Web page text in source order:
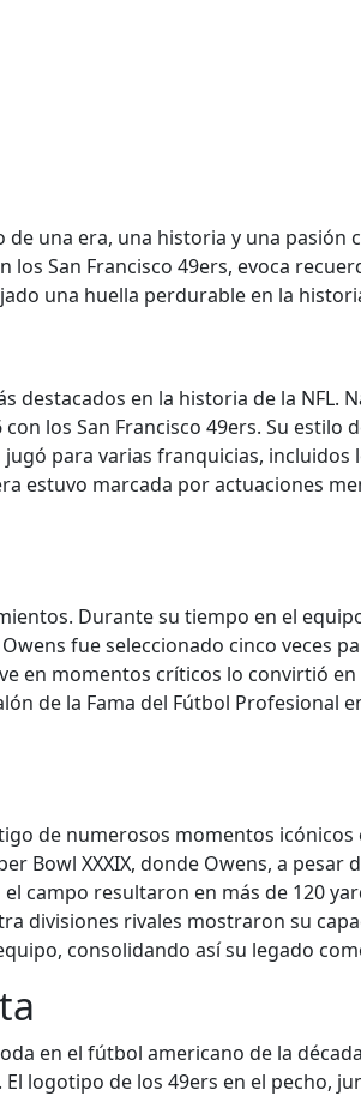
una era, una historia y una
San Francisco 49ers, evoca
una huella perdurable en la
en la historia de la NFL.
los San Francisco 49ers. Su estilo
para varias franquicias, incluidos
estuvo marcada por actuaciones
Durante su tiempo en el
fue seleccionado cinco veces
en momentos críticos lo convirtió
de la Fama del Fútbol Profesional
de numerosos momentos
Bowl XXXIX, donde Owens, a pesar
campo resultaron en más de 120
divisiones rivales mostraron su
consolidando así su legado
en el fútbol americano de la
logotipo de los 49ers en el pecho,